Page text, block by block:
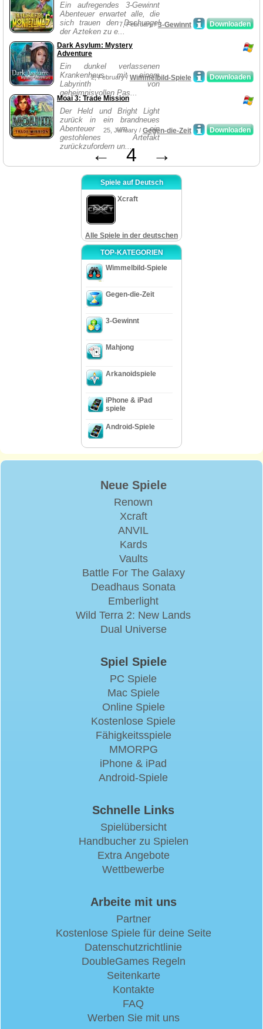
Ein aufregendes 3-Gewinnt
Abenteuer erwartet alle, die
sich trauen den Dschungel
der Azteken zu e...
Downloaden
7, February /3-Gewinnt
Dark Asylum: Mystery
Adventure
Ein dunkel verlassenen
Krankenhaus mit einem
Labyrinth von
geheimnisvollen Pas...
Downloaden
2, February / Wimmelbild-Spiele
Moai 3: Trade Mission
Der Held und Bright Light
zurück in ein brandneues
Abenteuer um ein
gestohlenes Artefakt
zurückzufordern un...
Downloaden
25, January / Gegen-die-Zeit
← 4 →
Spiele auf Deutsch
Xcraft
Alle Spiele in der deutschen
TOP-KATEGORIEN
Wimmelbild-Spiele
Gegen-die-Zeit
3-Gewinnt
Mahjong
Arkanoidspiele
iPhone & iPad
spiele
Android-Spiele
Neue Spiele
Renown
Xcraft
ANVIL
Kards
Vaults
Battle For The Galaxy
Deadhaus Sonata
Emberlight
Wild Terra 2: New Lands
Dual Universe
Spiel Spiele
PC Spiele
Mac Spiele
Online Spiele
Kostenlose Spiele
Fähigkeitsspiele
MMORPG
iPhone & iPad
Android-Spiele
Schnelle Links
Spielübersicht
Handbucher zu Spielen
Extra Angebote
Wettbewerbe
Arbeite mit uns
Partner
Kostenlose Spiele für deine Seite
Datenschutzrichtlinie
DoubleGames Regeln
Seitenkarte
Kontakte
FAQ
Werben Sie mit uns